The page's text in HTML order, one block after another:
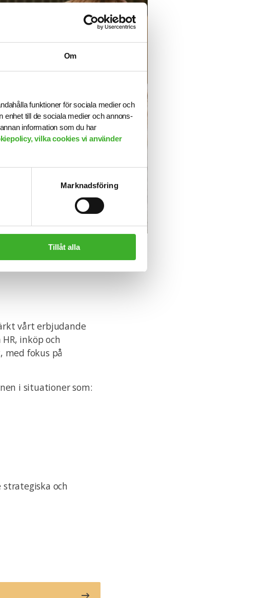
Om
funktioner för sociala medier och
enhet till de sociala medier och annons-
information som du har
vilka cookies vi använder
Marknadsföring
Tillåt alla
vårt erbjudande
inköp och
med fokus på
i situationer som:
och